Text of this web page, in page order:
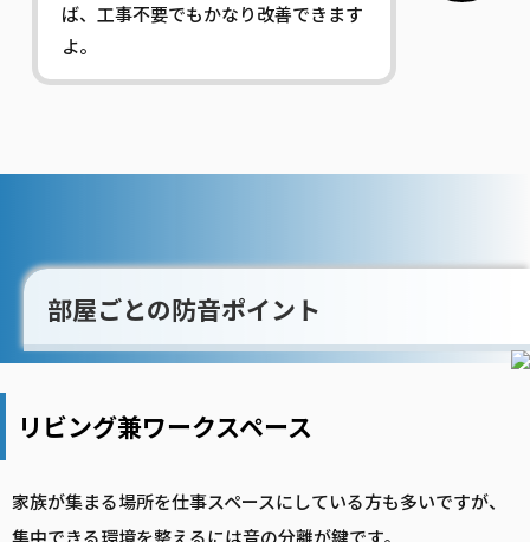
ば、工事不要でもかなり改善できます
よ。
部屋ごとの防音ポイント
リビング兼ワークスペース
家族が集まる場所を仕事スペースにしている方も多いですが、
集中できる環境を整えるには音の分離が鍵です。